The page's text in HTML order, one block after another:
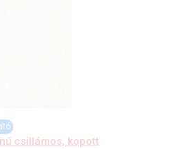
csillámos, kopott